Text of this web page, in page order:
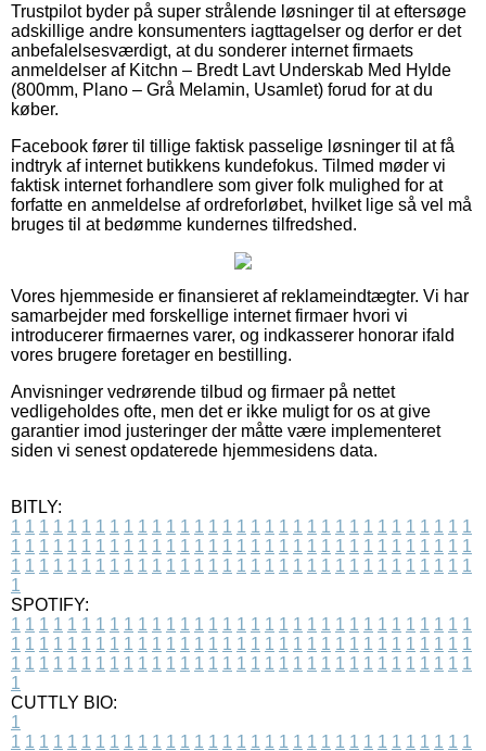
Trustpilot byder på super strålende løsninger til at eftersøge
adskillige andre konsumenters iagttagelser og derfor er det
anbefalelsesværdigt, at du sonderer internet firmaets
anmeldelser af Kitchn – Bredt Lavt Underskab Med Hylde
(800mm, Plano – Grå Melamin, Usamlet) forud for at du
køber.
Facebook fører til tillige faktisk passelige løsninger til at få
indtryk af internet butikkens kundefokus. Tilmed møder vi
faktisk internet forhandlere som giver folk mulighed for at
forfatte en anmeldelse af ordreforløbet, hvilket lige så vel må
bruges til at bedømme kundernes tilfredshed.
Vores hjemmeside er finansieret af reklameindtægter. Vi har
samarbejder med forskellige internet firmaer hvori vi
introducerer firmaernes varer, og indkasserer honorar ifald
vores brugere foretager en bestilling.
Anvisninger vedrørende tilbud og firmaer på nettet
vedligeholdes ofte, men det er ikke muligt for os at give
garantier imod justeringer der måtte være implementeret
siden vi senest opdaterede hjemmesidens data.
BITLY:
1 1 1 1 1 1 1 1 1 1 1 1 1 1 1 1 1 1 1 1 1 1 1 1 1 1 1 1 1 1 1 1 1
1 1 1 1 1 1 1 1 1 1 1 1 1 1 1 1 1 1 1 1 1 1 1 1 1 1 1 1 1 1 1 1 1
1 1 1 1 1 1 1 1 1 1 1 1 1 1 1 1 1 1 1 1 1 1 1 1 1 1 1 1 1 1 1 1 1
1
SPOTIFY:
1 1 1 1 1 1 1 1 1 1 1 1 1 1 1 1 1 1 1 1 1 1 1 1 1 1 1 1 1 1 1 1 1
1 1 1 1 1 1 1 1 1 1 1 1 1 1 1 1 1 1 1 1 1 1 1 1 1 1 1 1 1 1 1 1 1
1 1 1 1 1 1 1 1 1 1 1 1 1 1 1 1 1 1 1 1 1 1 1 1 1 1 1 1 1 1 1 1 1
1
CUTTLY BIO:
1
1 1 1 1 1 1 1 1 1 1 1 1 1 1 1 1 1 1 1 1 1 1 1 1 1 1 1 1 1 1 1 1 1